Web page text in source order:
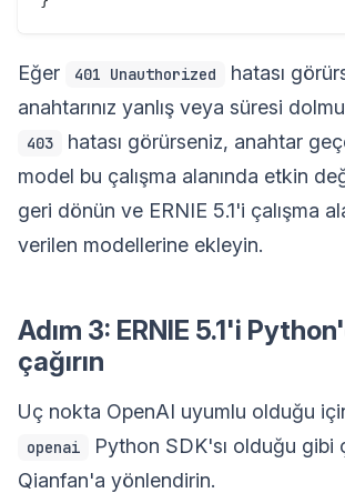
Eğer 401 Unauthorized
hatası
anahtarınız yanlış veya süresi
403
hatası görürseniz, anahtar
model bu çalışma alanında etkin
geri dönün ve ERNIE 5.1'i çalışma
verilen modellerine ekleyin.
Adım 3: ERNIE 5.1'i
çağırın
Uç nokta OpenAI uyumlu olduğu
openai
Python SDK'sı olduğu gibi
Qianfan'a yönlendirin.